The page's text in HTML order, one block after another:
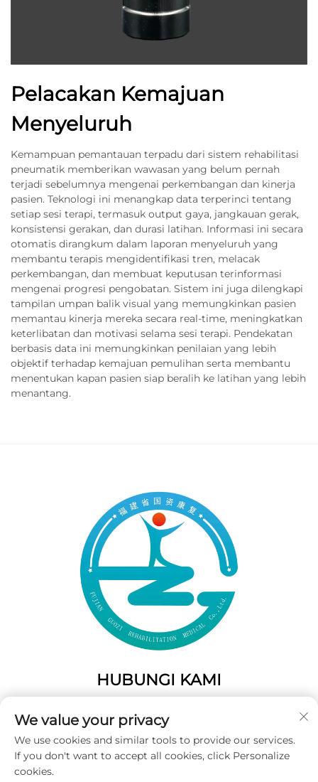
Pelacakan Kemajuan
Menyeluruh
Kemampuan pemantauan terpadu dari sistem rehabilitasi
pneumatik memberikan wawasan yang belum pernah
terjadi sebelumnya mengenai perkembangan dan kinerja
pasien. Teknologi ini menangkap data terperinci tentang
setiap sesi terapi, termasuk output gaya, jangkauan gerak,
konsistensi gerakan, dan durasi latihan. Informasi ini secara
otomatis dirangkum dalam laporan menyeluruh yang
membantu terapis mengidentifikasi tren, melacak
perkembangan, dan membuat keputusan terinformasi
mengenai progresi pengobatan. Sistem ini juga dilengkapi
tampilan umpan balik visual yang memungkinkan pasien
memantau kinerja mereka secara real-time, meningkatkan
keterlibatan dan motivasi selama sesi terapi. Pendekatan
berbasis data ini memungkinkan penilaian yang lebih
objektif terhadap kemajuan pemulihan serta membantu
menentukan kapan pasien siap beralih ke latihan yang lebih
menantang.
HUBUNGI KAMI
Tiongkok
Telp:+86-19859128239
E-Mail:
We value your privacy
We use cookies and similar tools to provide our services.
If you don't want to accept all cookies, click Personalize
cookies.